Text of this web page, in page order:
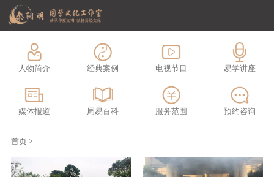
人物简介 经典案例 电视节目 易学讲座
媒体报道 周易百科 服务范围 预约咨询
首页>